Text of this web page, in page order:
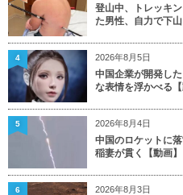
登山中、トレッキ
た男性、自力で下山
2026年8月5日
中国企業が開発し
な表情を浮かべる【
4
2026年8月4日
中国のロケットに
稲妻が貫く【動画】
5
2026年8月3日
6